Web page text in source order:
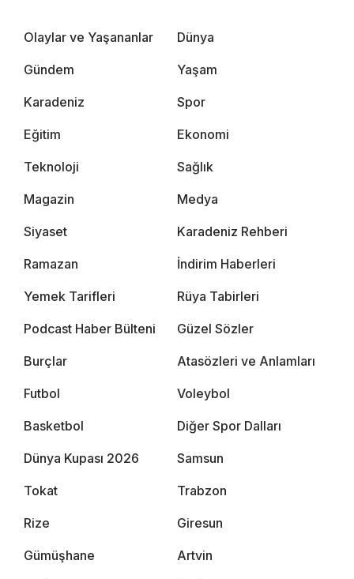
Olaylar ve Yaşananlar Dünya
Gündem Yaşam
Karadeniz Spor
Eğitim Ekonomi
Teknoloji Sağlık
Magazin Medya
Siyaset Karadeniz Rehberi
Ramazan İndirim Haberleri
Yemek Tarifleri Rüya Tabirleri
Podcast Haber Bülteni Güzel Sözler
Burçlar Atasözleri ve Anlamları
Futbol Voleybol
Basketbol Diğer Spor Dalları
Dünya Kupası 2026 Samsun
Tokat Trabzon
Rize Giresun
Gümüşhane Artvin